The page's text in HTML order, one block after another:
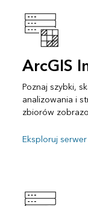
ArcGIS
Poznaj szybki,
analizowania i
zbiorów
Eksploruj